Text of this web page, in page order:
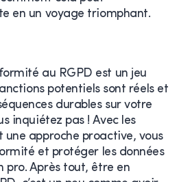
en un voyage triomphant.
au RGPD est un jeu
potentiels sont réels et
durables sur votre
inquiétez pas ! Avec les
approche proactive, vous
et protéger les données
pro. Après tout, être en